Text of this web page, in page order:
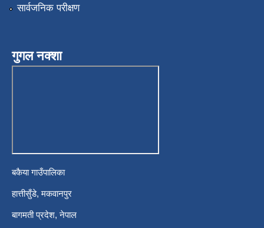
सार्वजनिक परीक्षण
गुगल नक्शा
बकैया गाउँपालिका
हात्तीसुँडे, मकवानपुर
बागमती प्रदेश, नेपाल